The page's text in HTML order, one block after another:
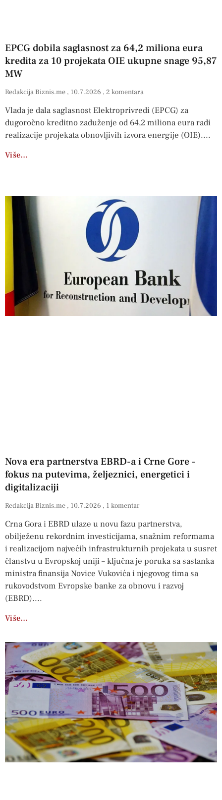
EPCG dobila saglasnost za 64,2 miliona eura
kredita za 10 projekata OIE ukupne snage 95,87
MW
Redakcija Biznis.me 10.7.2026 2 komentara
Vlada je dala saglasnost Elektroprivredi (EPCG) za
dugoročno kreditno zaduženje od 64,2 miliona eura radi
realizacije projekata obnovljivih izvora energije (OIE).
Više…
Nova era partnerstva EBRD-a i Crne Gore –
fokus na putevima, željeznici, energetici i
digitalizaciji
Redakcija Biznis.me 10.7.2026 1 komentar
Crna Gora i EBRD ulaze u novu fazu partnerstva,
obilježenu rekordnim investicijama, snažnim reformama
i realizacijom najvećih infrastrukturnih projekata u susret
članstvu u Evropskoj uniji – ključna je poruka sa sastanka
ministra finansija Novice Vukovića i njegovog tima sa
rukovodstvom Evropske banke za obnovu i razvoj
(EBRD).
Više…